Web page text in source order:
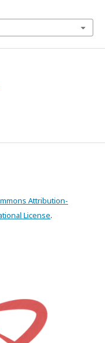
Attribution-
License.